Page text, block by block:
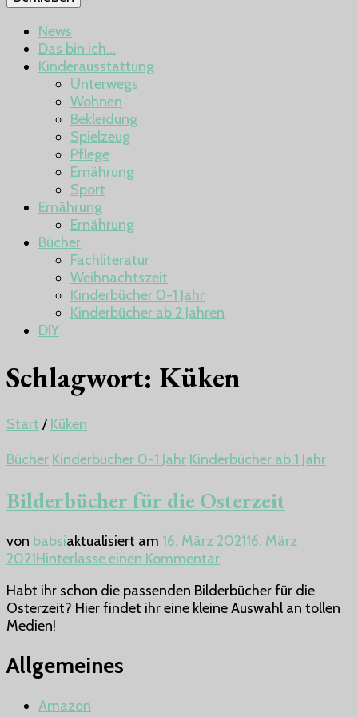
News
Das bin ich…
Kinderausstattung
Unterwegs
Wohnen
Bekleidung
Spielzeug
Pflege
Ernährung
Sport
Ernährung
Ernährung
Bücher
Fachliteratur
Weihnachtszeit
Kinderbücher 0-1 Jahr
Kinderbücher ab 2 Jahren
DIY
Schlagwort: Küken
Start / Küken
Bücher Kinderbücher 0-1 Jahr Kinderbücher ab 1 Jahr
Bilderbücher für die Osterzeit
von babsiaktualisiert am 16. März 202116. März
2021Hinterlasse einen Kommentarzu
für
die
Habt ihr schon die passenden Bilderbücher für die
Osterzeit? Hier findet ihr eine kleine Auswahl an tollen
Medien!
Allgemeines
Amazon